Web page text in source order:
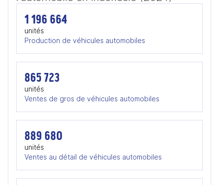
1 196 664
unités
Production de véhicules automobiles
865 723
unités
Ventes de gros de véhicules automobiles
889 680
unités
Ventes au détail de véhicules automobiles